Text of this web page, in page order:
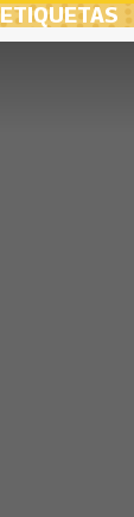
ETIQUETAS